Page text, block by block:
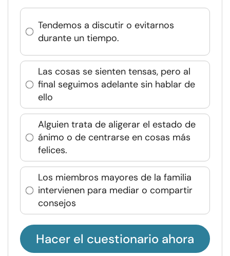
Tendemos a discutir o evitarnos
durante un tiempo.
Las cosas se sienten tensas, pero al
final seguimos adelante sin hablar de
ello
Alguien trata de aligerar el estado de
ánimo o de centrarse en cosas más
felices.
Los miembros mayores de la familia
intervienen para mediar o compartir
consejos
Hacer el cuestionario ahora